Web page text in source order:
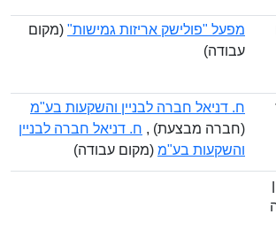
מפעל "פולישק אריזות גמישות"(מקום
עבודה)
ח. דניאל חברה לבניין והשקעות בע"מ
(חברה מבצעת) ,ח. דניאל חברה לבניין
והשקעות בע"מ(מקום עבודה)